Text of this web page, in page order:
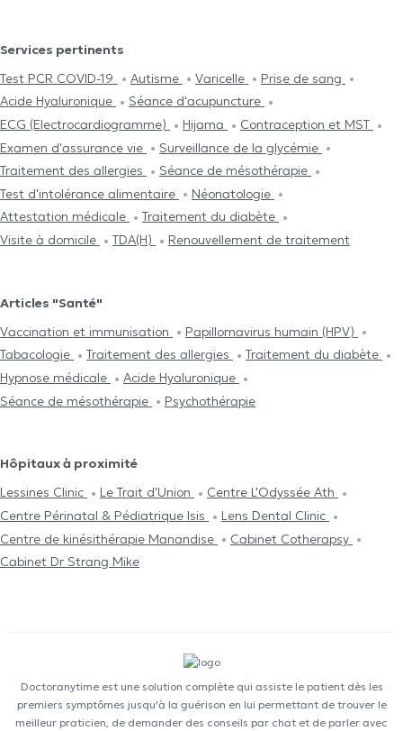
Services pertinents
Test PCR COVID-19
Autisme Varicelle
Prise de sang
Acide Hyaluronique
Séance d'acupuncture
ECG (Electrocardiogramme)
Hijama
Contraception et MST
Examen d'assurance vie
Surveillance de la glycémie
Traitement des allergies
Séance de mésothérapie
Test d'intolérance alimentaire
Néonatologie
Attestation médicale
Traitement du diabète
Visite à domicile
TDA(H) Renouvellement de traitement
Articles "Santé"
Vaccination et immunisation
Papillomavirus humain (HPV)
Tabacologie
Traitement des allergies
Traitement du diabète
Hypnose médicale
Acide Hyaluronique
Séance de mésothérapie
Psychothérapie
Hôpitaux à proximité
Lessines Clinic
Le Trait d'Union
Centre L'Odyssée Ath
Centre Périnatal & Pédiatrique Isis
Lens Dental Clinic
Centre de kinésithérapie Manandise
Cabinet Cotherapsy
Cabinet Dr Strang Mike
Doctoranytime est une solution complète qui assiste le patient dès les
premiers symptômes jusqu'à la guérison en lui permettant de trouver le
meilleur praticien, de demander des conseils par chat et de parler avec